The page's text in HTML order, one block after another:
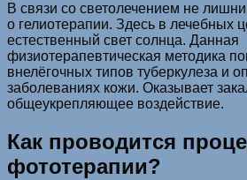
В связи со светолечением не
о гелиотерапии. Здесь в лечебных
естественный свет солнца. Данная
физиотерапевтическая методика
внелёгочных типов туберкулеза и
заболеваниях кожи. Оказывает
общеукрепляющее воздействие.
Как проводится
фототерапии?